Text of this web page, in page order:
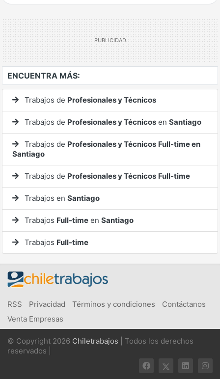
ENCUENTRA MÁS:
Trabajos de Profesionales y Técnicos
Trabajos de Profesionales y Técnicos en Santiago
Trabajos de Profesionales y Técnicos Full-time en
Santiago
Trabajos de Profesionales y Técnicos Full-time
Trabajos en Santiago
Trabajos Full-time en Santiago
Trabajos Full-time
RSS Privacidad Términos y condiciones
Contáctanos
Venta Empresas
© Copyright 2026 Chiletrabajos | Todos los derechos
reservados |